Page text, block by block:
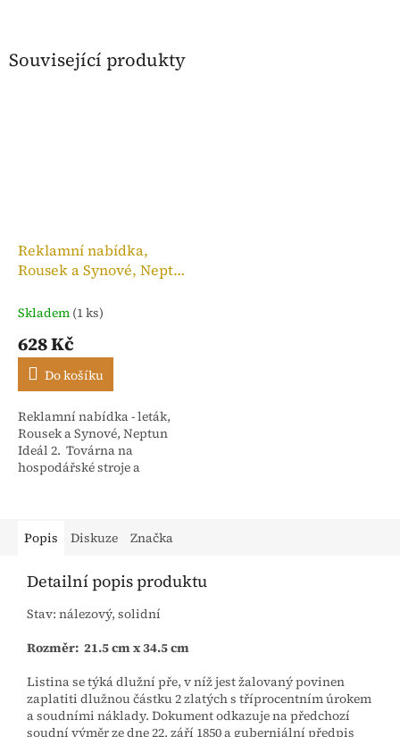
Související produkty
Reklamní nabídka,
Rousek a Synové, Neptun
Skladem (1 ks)
628 Kč
Do košíku
Reklamní nabídka - leták,
Rousek a Synové, Neptun
Ideál 2. Továrna na
hospodářské stroje a
Popis Diskuze Značka
Detailní popis produktu
Stav: nálezový, solidní
Rozměr: 21.5 cm x 34.5 cm
Listina se týká dlužní pře, v níž jest žalovaný povinen
zaplatiti dlužnou částku 2 zlatých s tříprocentním úrokem
a soudními náklady. Dokument odkazuje na předchozí
soudní výměr ze dne 22. září 1850 a guberniální předpis